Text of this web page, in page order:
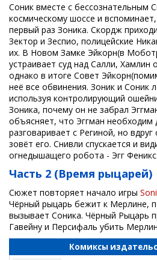
Соник вместе с бессознательным
космическому шоссе и вспоминает,
первый раз Зоника. Скордж
Зектор и Зеспио, полицейские
их. В Новом Замке Эйкорн(в
устраивает суд над Салли, Хамлин
однако в итоге Совет
неё все обвинения. Зоник и Соник
используя контролирующий
Зоника, почему он не забрал
объясняет, что Эггман необходим
разговаривает с Региной, но
зовёт его. Снивли спускается и
огнедышащего робота - Эгг
Часть 2 (Время рыцарей)
Сюжет повторяет начало игры
Чёрный рыцарь бежит к Мерлине,
вызывает Соника. Чёрный Рыцарь
Гавейну и Персифаль убить
Комиксы